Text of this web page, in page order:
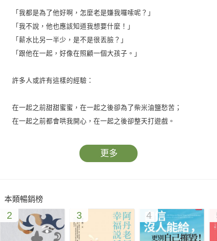
「我都是為了他好啊，怎麼老是嫌我囉嗦呢？」
「我不說，他也應該知道我想要什麼！」
「薪水比另一半少，是不是很丟臉？」
「跟他在一起，好像在照顧一個大孩子。」
許多人或許有這樣的經驗：
在一起之前甜甜蜜蜜，在一起之後卻為了柴米油鹽愁苦；
在一起之前都會哄我開心，在一起之後卻整天打遊戲。
一整天不知道在跟誰LINE，是不是搞外遇？
女人一定要會撒嬌才值得被疼？男人的錢一定要給女人花？
一方想結婚，另一方卻想拚事業？
更多
本類暢銷榜
2 3 4